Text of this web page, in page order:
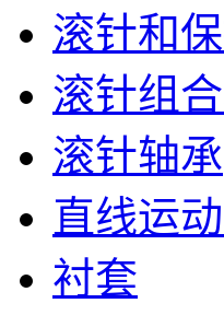
滚针和
滚针组
滚针轴承
直线运
衬套